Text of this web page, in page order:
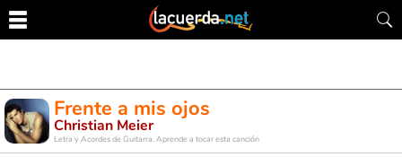
Frente a mis ojos
Christian Meier
Letra y Acordes de Guitarra. Aprende a tocar esta canción